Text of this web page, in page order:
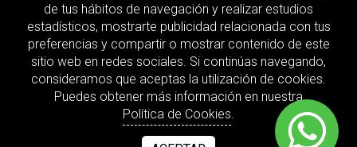
LinkedIn
MI ACTIVIDAD
Aviso legal
Política de privacidad
Términos y condiciones
de tus hábitos de navegación y realizar estudios
estadísticos, mostrarte publicidad relacionada con tus
preferencias y compartir o mostrar contenido de este
sitio web en redes sociales. Si continúas navegando,
consideramos que aceptas la utilización de cookies.
Puedes obtener más información en nuestra
Política de Cookies.